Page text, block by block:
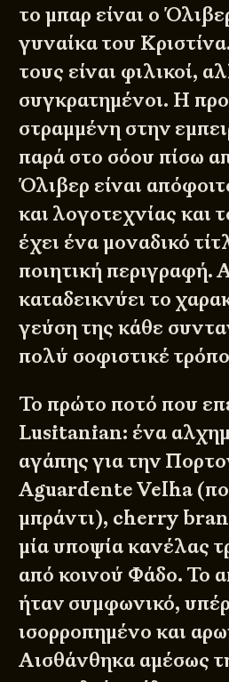
το μπαρ είναι ο
γυναίκα του
τους είναι φιλικοί,
συγκρατημένοι. Η
στραμμένη στην
παρά στο σόου πίσω
Όλιβερ είναι
και λογοτεχνίας και
έχει ένα μοναδικό
ποιητική περιγραφή.
καταδεικνύει το
γεύση της κάθε
πολύ σοφιστικέ
Το πρώτο ποτό που
Lusitanian: ένα
αγάπης για την
Aguardente Velha
μπράντι), cherry
μία υποψία κανέλας
από κοινού Φάδο. Το
ήταν συμφωνικό,
ισορροπημένο και
Αισθάνθηκα αμέσως